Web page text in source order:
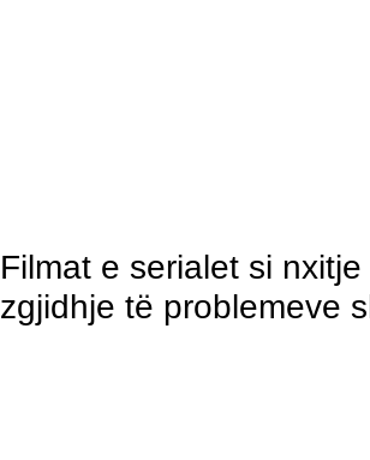
Filmat e serialet si
zgjidhje të problemeve